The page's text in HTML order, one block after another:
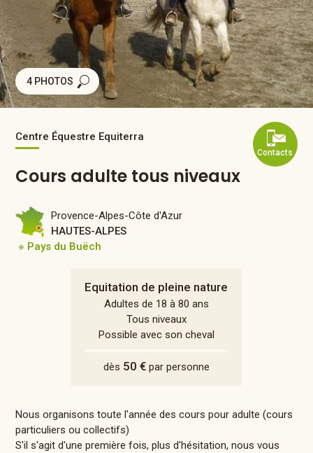
4 PHOTOS
Contacts
Centre Équestre Equiterra
Cours adulte tous niveaux
Equitation de pleine nature
Adultes de 18 à 80 ans
Tous niveaux
Possible avec son cheval
dès 50 €par personne
Provence-Alpes-Côte d'Azur
HAUTES-ALPES
※ Pays du Buëch
Nous organisons toute l'année des cours pour adulte (cours
particuliers ou collectifs)
S'il s'agit d'une première fois, plus d'hésitation, nous vous